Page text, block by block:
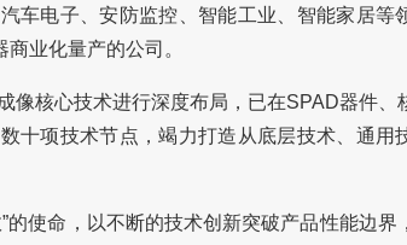
车电子、安防监控、智能工业、智能家居等
业化量产的公司。
像核心技术进行深度布局，已在SPAD器件、
十项技术节点，竭力打造从底层技术、通用
的使命，以不断的技术创新突破产品性能边界